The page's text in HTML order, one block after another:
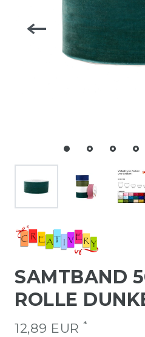
SAMTBAND
ROLLE
12,89 EUR *